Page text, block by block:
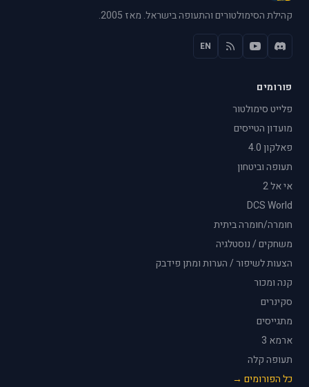
קהילת הסימולטורים והתעופה בישראל. מאז 2005.
EN
פורומים
פלייט סימולטור
מועדון הטייסים
פאלקון 4.0
תעופה וביטחון
אי אל 2
DCS World
חומרה/חומרה ביתית
משחקים / נוסטלגיה
הצעות לשיפור / הערות ומתן פידבק
קנה ומכור
סקינרים
מתגייסים
ארמא 3
תעופה קלה
כל הפורומים →